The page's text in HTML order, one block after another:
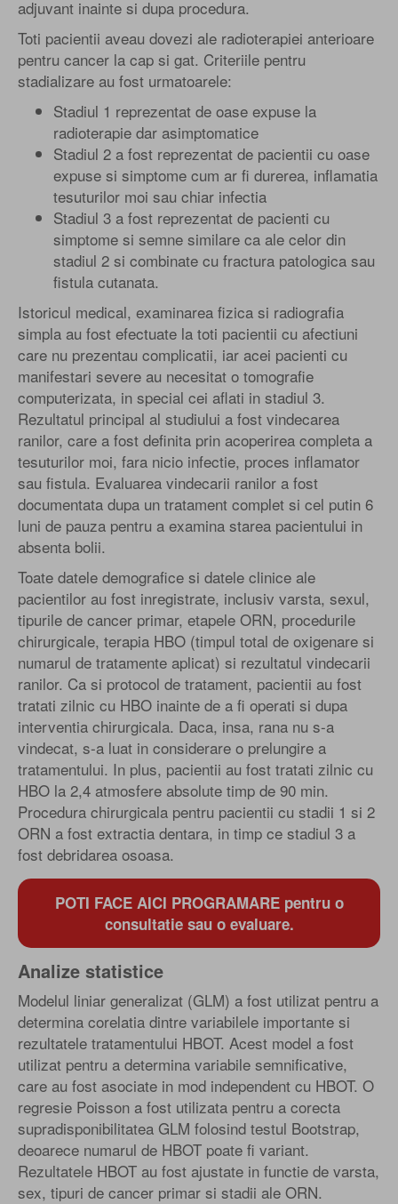
adjuvant inainte si dupa procedura.
Toti pacientii aveau dovezi ale radioterapiei anterioare
pentru cancer la cap si gat. Criteriile pentru
stadializare au fost urmatoarele:
Stadiul 1 reprezentat de oase expuse la
radioterapie dar asimptomatice
Stadiul 2 a fost reprezentat de pacientii cu oase
expuse si simptome cum ar fi durerea, inflamatia
tesuturilor moi sau chiar infectia
Stadiul 3 a fost reprezentat de pacienti cu
simptome si semne similare ca ale celor din
stadiul 2 si combinate cu fractura patologica sau
fistula cutanata.
Istoricul medical, examinarea fizica si radiografia
simpla au fost efectuate la toti pacientii cu afectiuni
care nu prezentau complicatii, iar acei pacienti cu
manifestari severe au necesitat o tomografie
computerizata, in special cei aflati in stadiul 3.
Rezultatul principal al studiului a fost vindecarea
ranilor, care a fost definita prin acoperirea completa a
tesuturilor moi, fara nicio infectie, proces inflamator
sau fistula. Evaluarea vindecarii ranilor a fost
documentata dupa un tratament complet si cel putin 6
luni de pauza pentru a examina starea pacientului in
absenta bolii.
Toate datele demografice si datele clinice ale
pacientilor au fost inregistrate, inclusiv varsta, sexul,
tipurile de cancer primar, etapele ORN, procedurile
chirurgicale, terapia HBO (timpul total de oxigenare si
numarul de tratamente aplicat) si rezultatul vindecarii
ranilor. Ca si protocol de tratament, pacientii au fost
tratati zilnic cu HBO inainte de a fi operati si dupa
interventia chirurgicala. Daca, insa, rana nu s-a
vindecat, s-a luat in considerare o prelungire a
tratamentului. In plus, pacientii au fost tratati zilnic cu
HBO la 2,4 atmosfere absolute timp de 90 min.
Procedura chirurgicala pentru pacientii cu stadii 1 si 2
ORN a fost extractia dentara, in timp ce stadiul 3 a
fost debridarea osoasa.
POTI FACE AICI PROGRAMARE pentru o
consultatie sau o evaluare.
Analize statistice
Modelul liniar generalizat (GLM) a fost utilizat pentru a
determina corelatia dintre variabilele importante si
rezultatele tratamentului HBOT. Acest model a fost
utilizat pentru a determina variabile semnificative,
care au fost asociate in mod independent cu HBOT. O
regresie Poisson a fost utilizata pentru a corecta
supradisponibilitatea GLM folosind testul Bootstrap,
deoarece numarul de HBOT poate fi variant.
Rezultatele HBOT au fost ajustate in functie de varsta,
sex, tipuri de cancer primar si stadii ale ORN.